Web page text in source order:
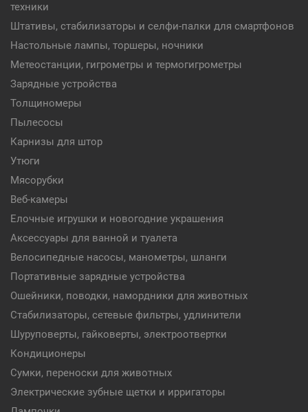
техники
Штативы, стабилизаторы и селфи-палки для смартфонов
Настольные лампы, торшеры, ночники
Метеостанции, гигрометры и термогигрометры
Зарядные устройства
Толщиномеры
Пылесосы
Карнизы для штор
Утюги
Мясорубки
Веб-камеры
Елочные игрушки и новогодние украшения
Аксессуары для ванной и туалета
Велосипедные насосы, манометры, шланги
Портативные зарядные устройства
Ошейники, поводки, намордники для животных
Стабилизаторы, сетевые фильтры, удлинители
Шуруповерты, гайковерты, электроотвертки
Кондиционеры
Сумки, переноски для животных
Электрические зубные щетки и ирригаторы